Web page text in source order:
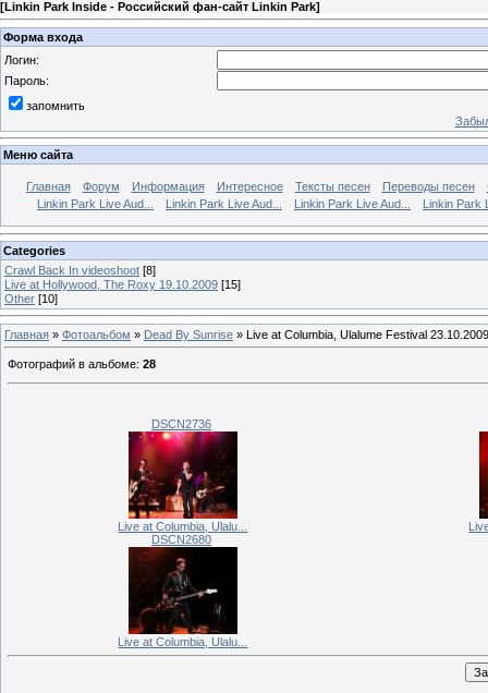
[Linkin Park Inside - Российский фан-сайт Linkin Park]
Форма входа
Логин:
Пароль:
запомнить
Меню сайта
Главная Форум Информация Интересное Тексты песен Переводы песен
Linkin Park Live Aud...
Linkin Park Live Aud... Linkin Park Live Aud... Linkin Park
Categories
Crawl Back In videoshoot [8]
Live at Hollywood, The Roxy 19.10.2009 [15]
Other [10]
Главная » Фотоальбом » Dead By Sunrise » Live at Columbia, Ulalume Festival 23.10.2009
Фотографий в альбоме: 28
DSCN2736
Live at Columbia, Ulalu...
DSCN2680
Live at Columbia, Ulalu...